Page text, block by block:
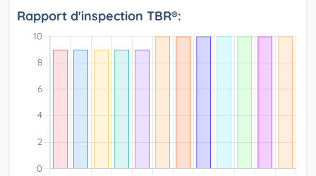
Rapport d'inspection TBR®: